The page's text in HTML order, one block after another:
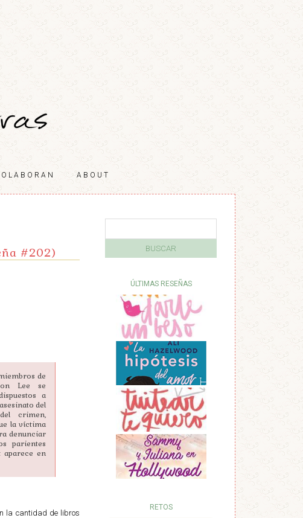
ABOUT
#202)
de
Lee se
a
del
crimen,
la víctima
denunciar
parientes
aparece en
la cantidad de libros
ÚLTIMAS RESEÑAS
RETOS